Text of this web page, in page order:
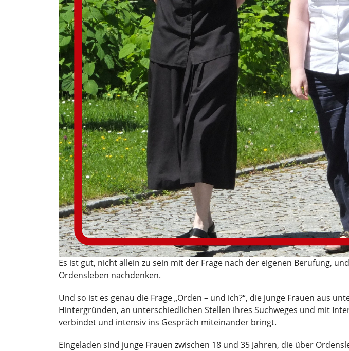
Es ist gut, nicht allein zu sein mit der Frage nach der eigenen Berufung,
Ordensleben nachdenken.
Und so ist es genau die Frage „Orden – und ich?“, die junge Frauen aus
Hintergründen, an unterschiedlichen Stellen ihres Suchweges und mit
verbindet und intensiv ins Gespräch miteinander bringt.
Eingeladen sind junge Frauen zwischen 18 und 35 Jahren, die über